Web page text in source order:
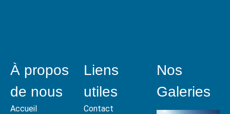
À propos
de nous
Accueil
Liens
utiles
Contact
Nos
Galeries